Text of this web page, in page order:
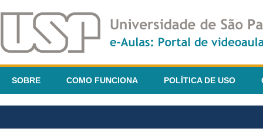
SOBRE COMO FUNCIONA POLÍTICA DE USO